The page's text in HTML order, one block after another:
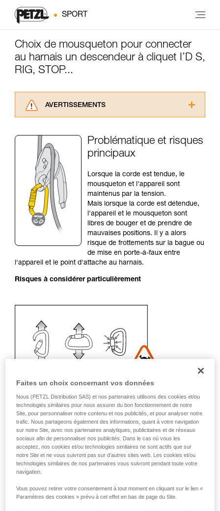
SPORT
Choix de mousqueton pour connecter
au harnais un descendeur à cliquet I’D S,
RIG, STOP...
AVERTISSEMENTS
consulter. Vous devez avoir compris les
informations de la notice technique pour
pouvoir comprendre ce complément
d’informations.
Maîtriser ces techniques nécessite une
formation et un entraînement spécifique. Validez
avec un professionnel votre capacité à refaire
la manipulation, seul, en toute sécurité, avant
de la reproduire en autonomie.
Nous donnons des exemples de techniques
liées à votre activité. Il peut en exister d’autres
que nous ne décrivons pas ici.
Problématique et risques
principaux
Lorsque la corde est tendue, le
mousqueton et l'appareil sont
maintenus par la tension.
Mais lorsque la corde est détendue,
l'appareil et le mousqueton sont
libres de bouger et de prendre de
mauvaises positions. Il y a alors
risque de frottements sur la bague ou
de mise en porte-à-faux entre
l'appareil et le point d'attache au harnais.
Risques à considérer particulièrement
Recommandation de mousqueton et
accessoires
- Utilisez un mousqueton Am'D et une barrette
CAPTIV.
- Choisissez le type de verrouillage selon votre
Faites un choix concernant vos données
Nous (PETZL Distribution SAS) et nos partenaires utilisons des cookies et/ou
technologies similaires pour nous assurer du bon fonctionnement de notre
Site, pour personnaliser notre contenu et nos publicités, et pour analyser notre
trafic. Nous partageons également des informations, quant à votre navigation
sur notre Site, avec nos partenaires analytiques, publicitaires et de réseaux
sociaux afin de personnaliser nos publicités. Dans le cas où vous les
acceptez, nos cookies et/ou technologies similaires ne sont actifs que sur
notre Site et ne vous suivront pas sur d’autres sites web. Les cookies et/ou
technologies similaires de nos partenaires vous suivront pendant toute votre
navigation.
Vous pouvez retirer votre consentement à tout moment en cliquant sur le lien «
Paramètres des cookies » prévu à cet effet en bas de page du Site.